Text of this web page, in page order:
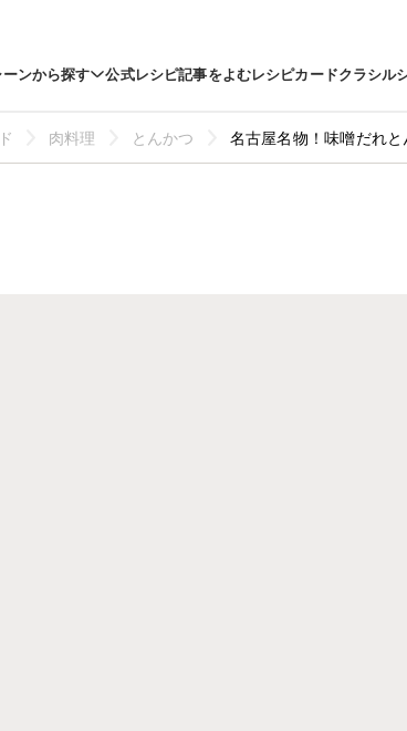
ーンから探す 公式レシピ記事をよむレシピカードクラシル
肉料理 とんかつ 名古屋名物！味噌だれ